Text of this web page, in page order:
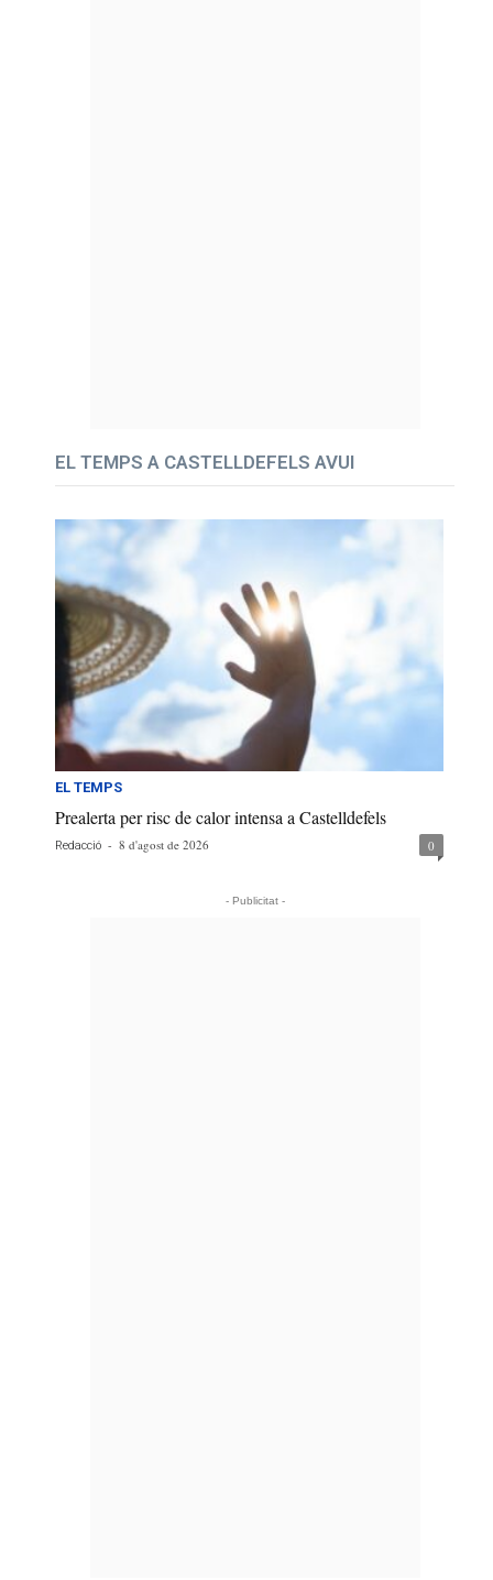
EL TEMPS A CASTELLDEFELS AVUI
EL TEMPS
Prealerta per risc de calor intensa a Castelldefels
Redacció - 8 d'agost de 2026 0
- Publicitat -